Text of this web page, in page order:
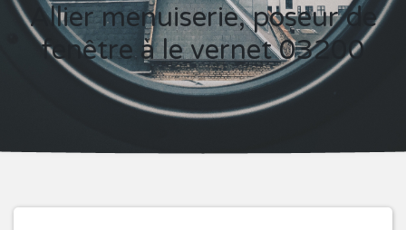
Allier menuiserie, poseur de
fenêtre à le vernet 03200